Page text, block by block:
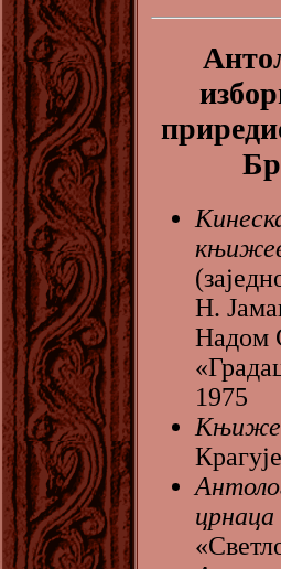
Н.
Надом
1975
црнаца